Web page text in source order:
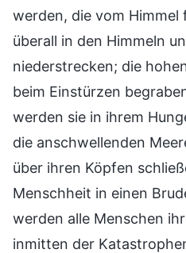
werden, die vom Himmel
überall in den Himmeln
niederstrecken; die
beim Einstürzen
werden sie in ihrem
die anschwellenden
über ihren Köpfen
Menschheit in einen
werden alle Menschen
inmitten der